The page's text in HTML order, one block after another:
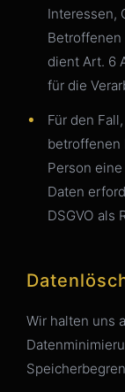
Interessen,
dient Art. 6
für die
Für den
betroffenen
Person
Daten
DSGVO als
Wir halten uns